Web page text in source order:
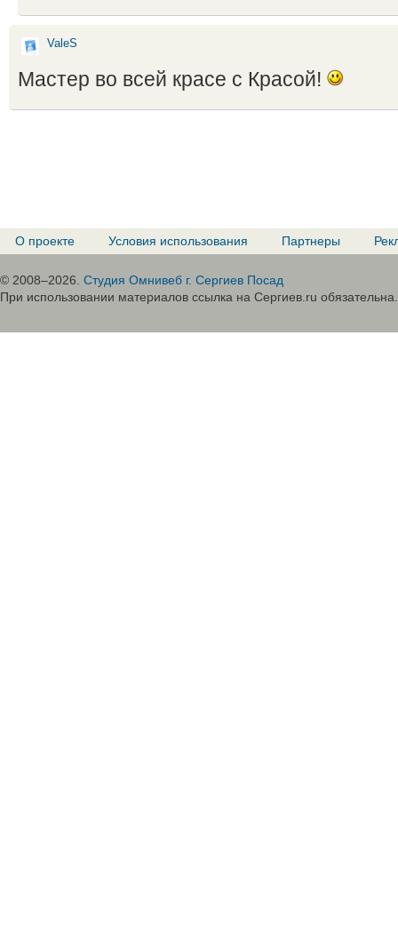
ValeS
Мастер во всей красе с Красой!
О проекте Условия использования Партнеры
© 2008–2026. Студия Омнивеб г. Сергиев Посад
При использовании материалов ссылка на Сергиев.ru обязательна.